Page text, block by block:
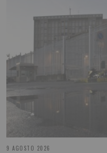
9 AGOSTO 2026